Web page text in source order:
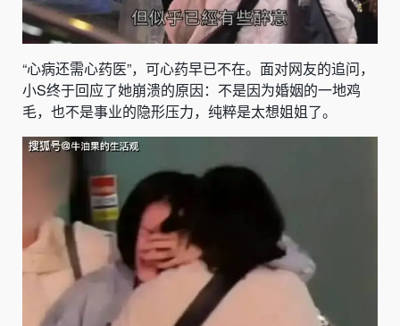
“心病还需心药医”，可心药早已不在。面对网友的追问，
小S终于回应了她崩溃的原因：不是因为婚姻的一地鸡
毛，也不是事业的隐形压力，纯粹是太想姐姐了。